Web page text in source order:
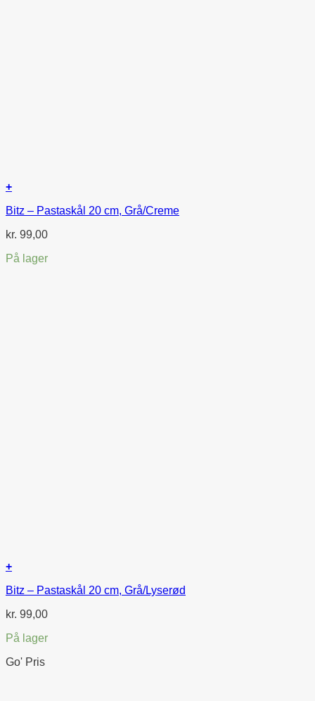
+
Bitz – Pastaskål 20 cm, Grå/Creme
kr. 99,00
På lager
+
Bitz – Pastaskål 20 cm, Grå/Lyserød
kr. 99,00
På lager
Go' Pris